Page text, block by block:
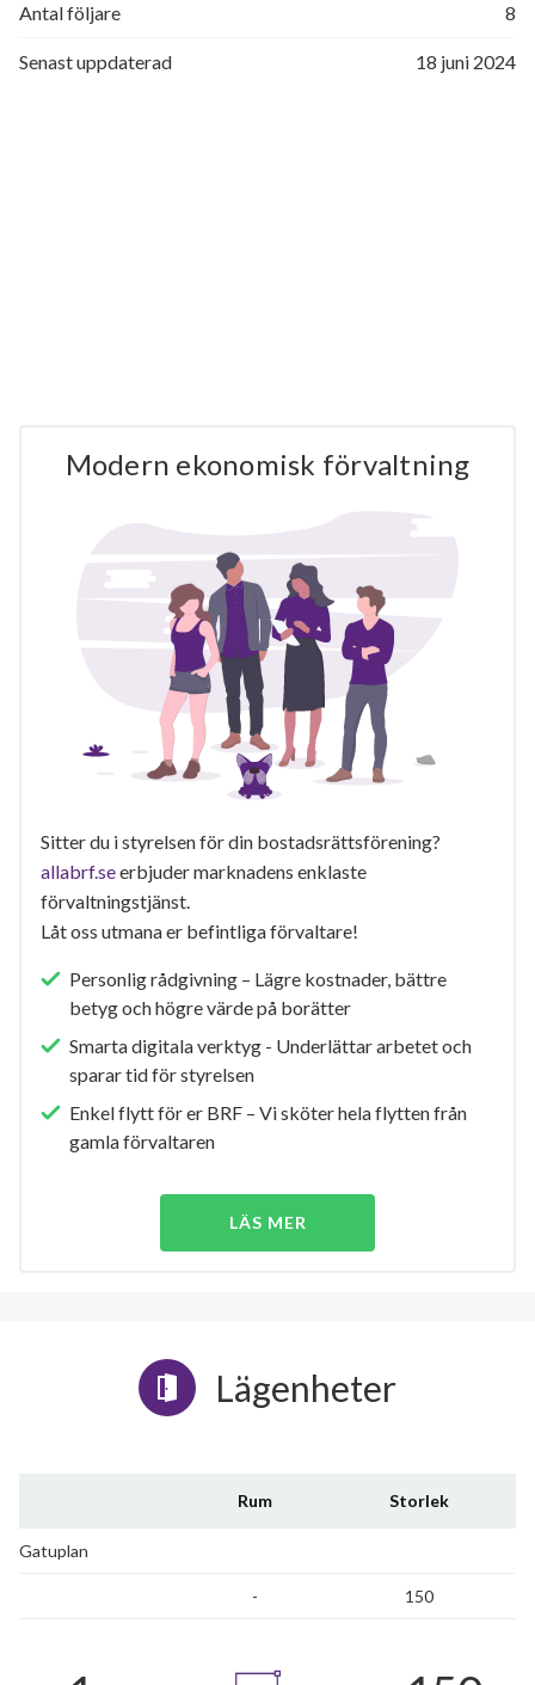
Antal följare 8
Senast uppdaterad 18 juni 2024
Modern ekonomisk förvaltning
Sitter du i styrelsen för din bostadsrättsförening?
allabrf.seerbjuder marknadens enklaste
förvaltningstjänst.
Låt oss utmana er befintliga förvaltare!
Personlig rådgivning – Lägre kostnader, bättre
betyg och högre värde på borätter
Smarta digitala verktyg - Underlättar arbetet och
sparar tid för styrelsen
Enkel flytt för er BRF – Vi sköter hela flytten från
gamla förvaltaren
LÄS MER
Lägenheter
Rum Storlek
Gatuplan
- 150